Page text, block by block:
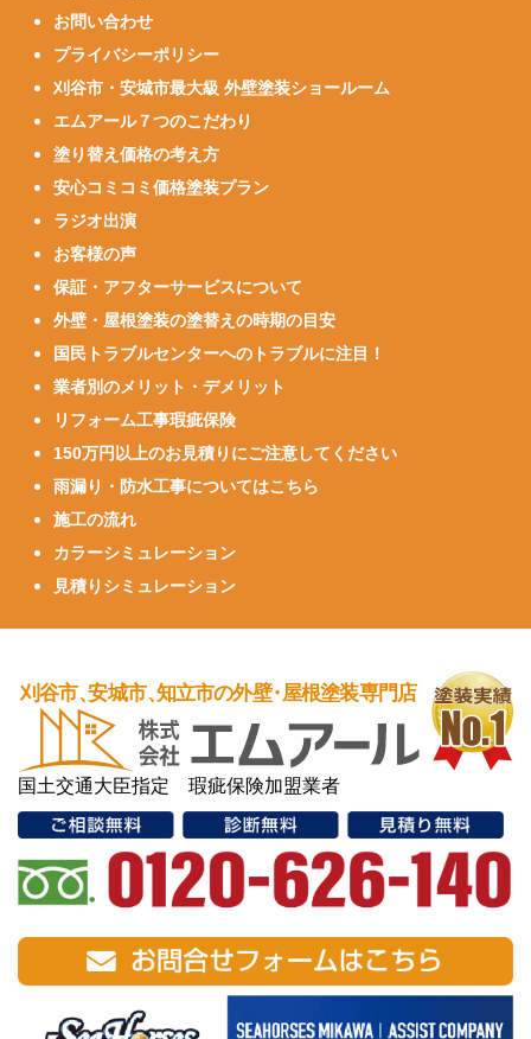
お問い合わせ
プライバシーポリシー
刈谷市・安城市最大級 外壁塗装ショールーム
エムアール７つのこだわり
塗り替え価格の考え方
安心コミコミ価格塗装プラン
ラジオ出演
お客様の声
保証・アフターサービスについて
外壁・屋根塗装の塗替えの時期の目安
国民トラブルセンターへのトラブルに注目！
業者別のメリット・デメリット
リフォーム工事瑕疵保険
150万円以上のお見積りにご注意してください
雨漏り・防水工事についてはこちら
施工の流れ
カラーシミュレーション
見積りシミュレーション
国土交通大臣指定 瑕疵保険加盟業者